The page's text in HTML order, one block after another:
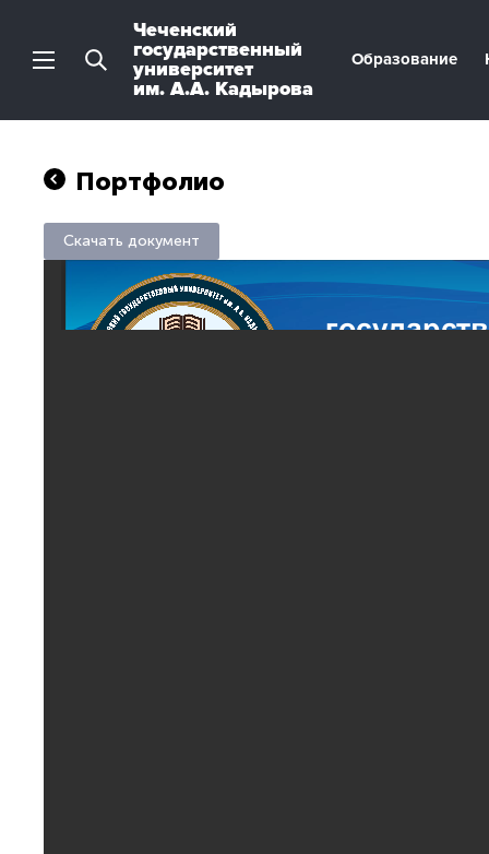
Чеченский
государственный
университет
им. А.А. Кадырова
Образование
Портфолио
Скачать документ